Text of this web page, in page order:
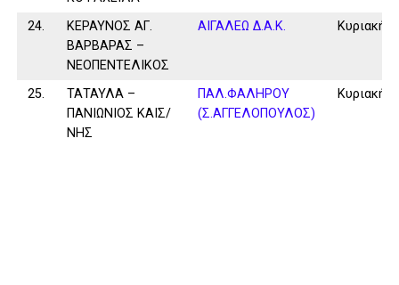
24.
ΚΕΡΑΥΝΟΣ ΑΓ.
ΒΑΡΒΑΡΑΣ –
ΝΕΟΠΕΝΤΕΛΙΚΟΣ
ΑΙΓΑΛΕΩ Δ.Α.Κ. Κυριακή
25.
ΤΑΤΑΥΛΑ –
ΠΑΝΙΩΝΙΟΣ ΚΑΙΣ/
ΝΗΣ
ΠΑΛ.ΦΑΛΗΡΟΥ
(Σ.ΑΓΓΕΛΟΠΟΥΛΟΣ)
Κυριακή